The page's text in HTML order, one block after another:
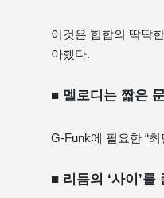
이것은 힙합의 딱딱
아했다.
■ 멜로디는 짧은
G-Funk에 필요한 “최
■ 리듬의 ‘사이’를